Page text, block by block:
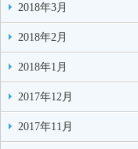
2018年3月
2018年2月
2018年1月
2017年12月
2017年11月